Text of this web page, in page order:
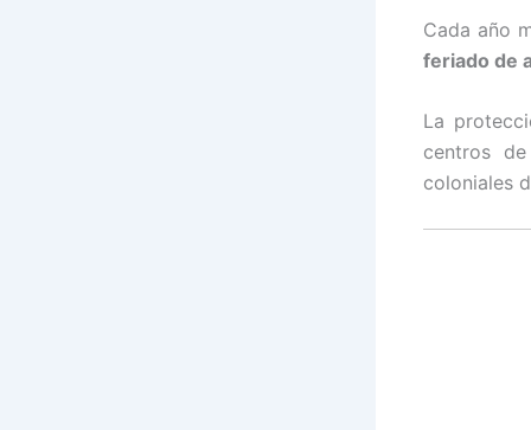
Cada año
feriado de
La
centros
coloniales